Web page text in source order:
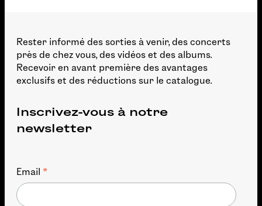
Rester informé des sorties à venir, des concerts
près de chez vous, des vidéos et des albums.
Recevoir en avant première des avantages
exclusifs et des réductions sur le catalogue.
Inscrivez-vous à notre
newsletter
Email *